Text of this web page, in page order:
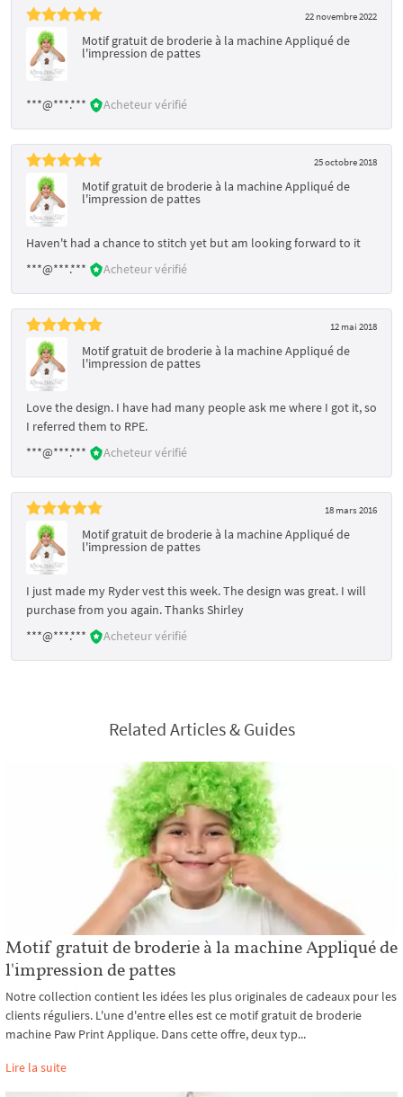
22 novembre 2022
Motif gratuit de broderie à la machine Appliqué de
l'impression de pattes
***@***.*** Acheteur vérifié
25 octobre 2018
Motif gratuit de broderie à la machine Appliqué de
l'impression de pattes
Haven't had a chance to stitch yet but am looking forward to it
***@***.***
Acheteur vérifié
12 mai 2018
Motif gratuit de broderie à la machine Appliqué de
l'impression de pattes
Love the design. I have had many people ask me where I got it, so
I referred them to RPE.
***@***.***
Acheteur vérifié
18 mars 2016
Motif gratuit de broderie à la machine Appliqué de
l'impression de pattes
I just made my Ryder vest this week. The design was great. I will
purchase from you again. Thanks Shirley
***@***.***
Acheteur vérifié
Related Articles & Guides
Motif gratuit de broderie à la machine Appliqué de
l'impression de pattes
Notre collection contient les idées les plus originales de cadeaux pour les
clients réguliers. L'une d'entre elles est ce motif gratuit de broderie
machine Paw Print Applique. Dans cette offre, deux typ...
Lire la suite